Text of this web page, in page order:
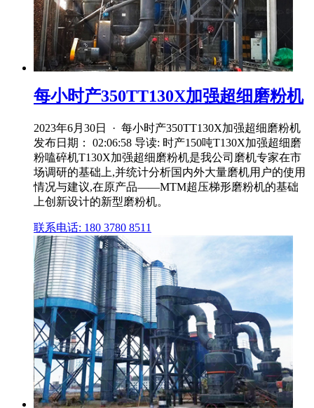
每小时产350TT130X加强超细磨粉机
2023年6月30日 · 每小时产350TT130X加强超细磨粉机
发布日期： 02:06:58 导读: 时产150吨T130X加强超细磨
粉嗑碎机T130X加强超细磨粉机是我公司磨机专家在市
场调研的基础上,并统计分析国内外大量磨机用户的使用
情况与建议,在原产品——MTM超压梯形磨粉机的基础
上创新设计的新型磨粉机。
联系电话: 180 3780 8511